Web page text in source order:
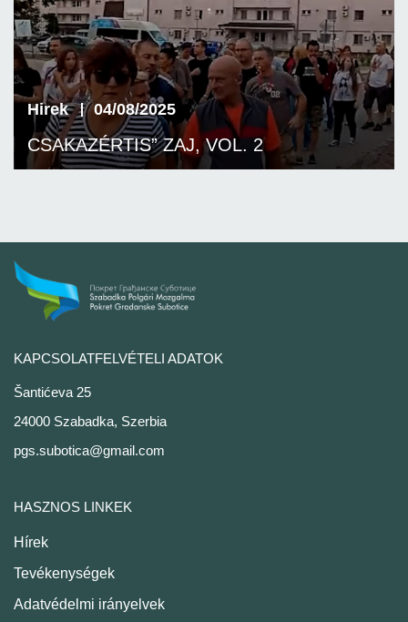
Hirek 04/08/2025
CSAKAZÉRTIS” ZAJ, VOL. 2
KAPCSOLATFELVÉTELI ADATOK
Šantićeva 25
24000 Szabadka, Szerbia
pgs.subotica@gmail.com
HASZNOS LINKEK
Hírek
Tevékenységek
Adatvédelmi irányelvek